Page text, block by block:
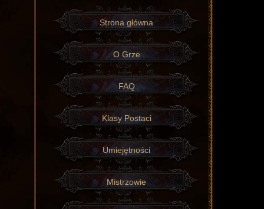
Strona główna
O Grze
FAQ
Klasy Postaci
Umiejętności
Mistrzowie